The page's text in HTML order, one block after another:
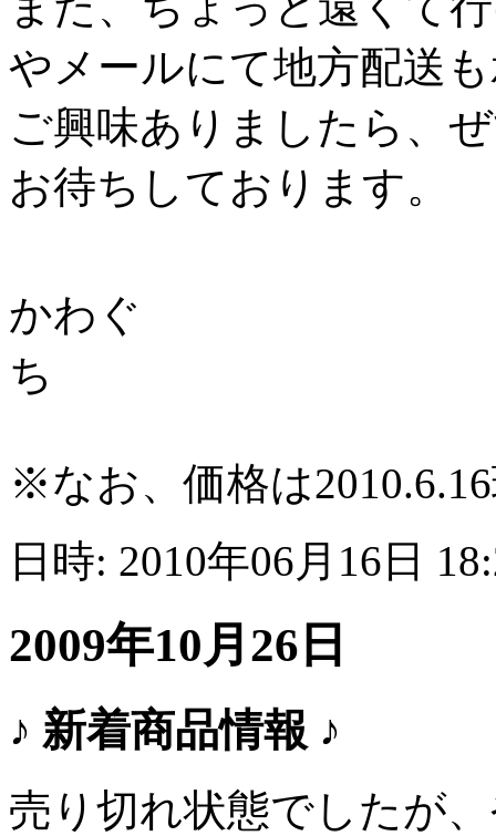
やメールにて地方配送
ご興味ありましたら、
お待ちしております。
かわぐ
※なお、価格は
日時: 2010年06月16日
2009年10月26日
♪ 新着商品情報 ♪
売り切れ状態でしたが